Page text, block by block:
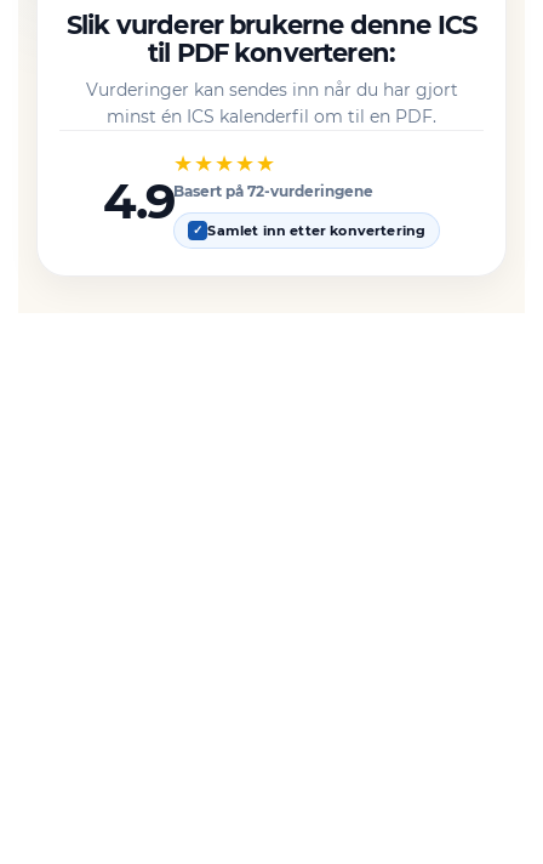
Slik vurderer brukerne denne ICS
til PDF konverteren:
Vurderinger kan sendes inn når du har gjort
minst én ICS kalenderfil om til en PDF.
4.9
★★★★★
Basert på 72-vurderingene
✓ Samlet inn etter konvertering